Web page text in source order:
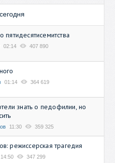
пятидесятисемитства
02:14 407 890
01:14 364 619
знать о педофилии, но
11:30 359 325
режиссерская трагедия
14:50 347 299